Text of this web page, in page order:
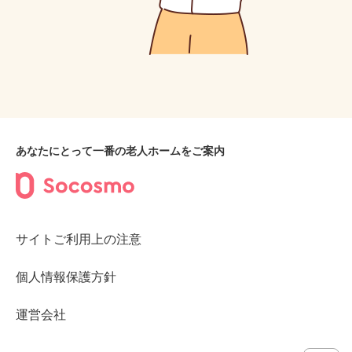
あなたにとって一番の老人ホームをご案内
サイトご利用上の注意
個人情報保護方針
運営会社